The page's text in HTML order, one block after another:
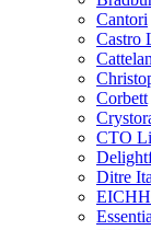
Cantori
Castro
Corbett
CTO
Ditre